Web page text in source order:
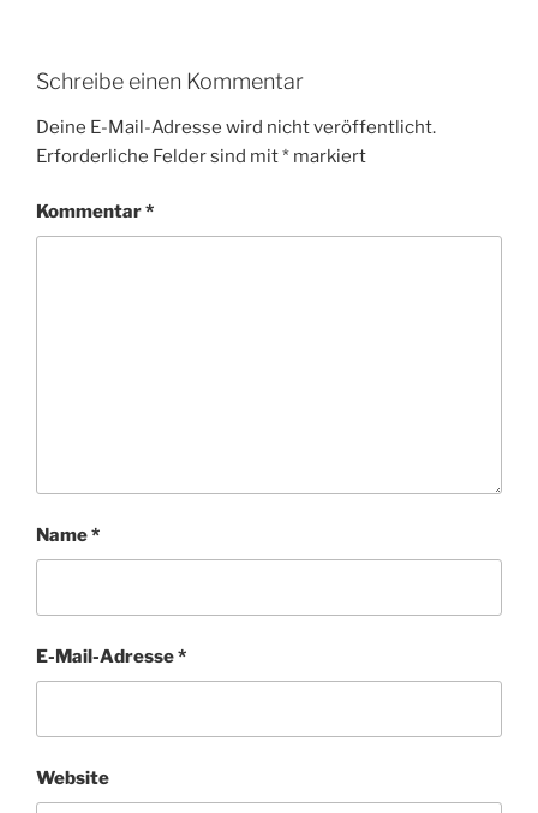
Schreibe einen Kommentar
Deine E-Mail-Adresse wird nicht veröffentlicht.
Erforderliche Felder sind mit* markiert
Kommentar*
Name*
E-Mail-Adresse*
Website